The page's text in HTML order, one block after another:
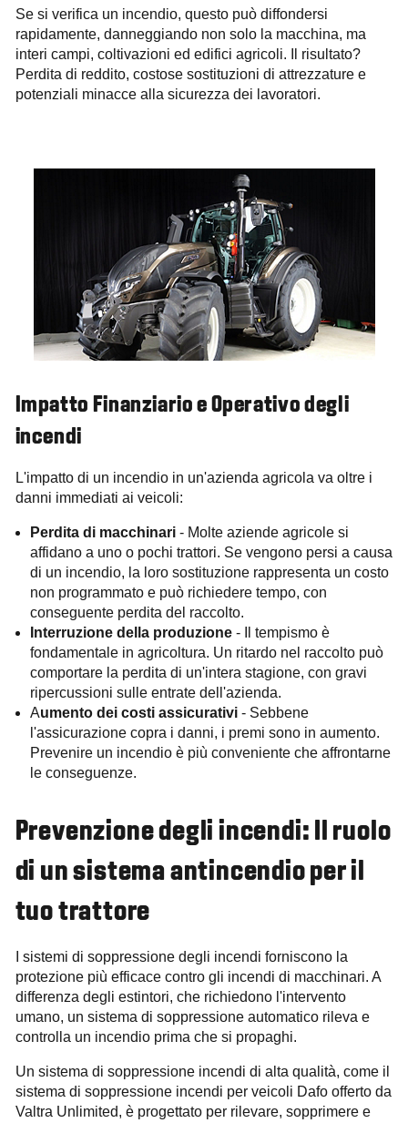
Se si verifica un incendio, questo può diffondersi
rapidamente, danneggiando non solo la macchina, ma
interi campi, coltivazioni ed edifici agricoli. Il risultato?
Perdita di reddito, costose sostituzioni di attrezzature e
potenziali minacce alla sicurezza dei lavoratori.
Impatto Finanziario e Operativo degli
incendi
L'impatto di un incendio in un'azienda agricola va oltre i
danni immediati ai veicoli:
Perdita di macchinari- Molte aziende agricole si
affidano a uno o pochi trattori. Se vengono persi a causa
di un incendio, la loro sostituzione rappresenta un costo
non programmato e può richiedere tempo, con
conseguente perdita del raccolto.
Interruzione della produzione- Il tempismo è
fondamentale in agricoltura. Un ritardo nel raccolto può
comportare la perdita di un'intera stagione, con gravi
ripercussioni sulle entrate dell'azienda.
Aumento dei costi assicurativi- Sebbene
l'assicurazione copra i danni, i premi sono in aumento.
Prevenire un incendio è più conveniente che affrontarne
le conseguenze.
Prevenzione degli incendi: Il ruolo
di un sistema antincendio per il
tuo trattore
I sistemi di soppressione degli incendi forniscono la
protezione più efficace contro gli incendi di macchinari. A
differenza degli estintori, che richiedono l'intervento
umano, un sistema di soppressione automatico rileva e
controlla un incendio prima che si propaghi.
Un sistema di soppressione incendi di alta qualità, come il
sistema di soppressione incendi per veicoli Dafo offerto da
Valtra Unlimited, è progettato per rilevare, sopprimere e